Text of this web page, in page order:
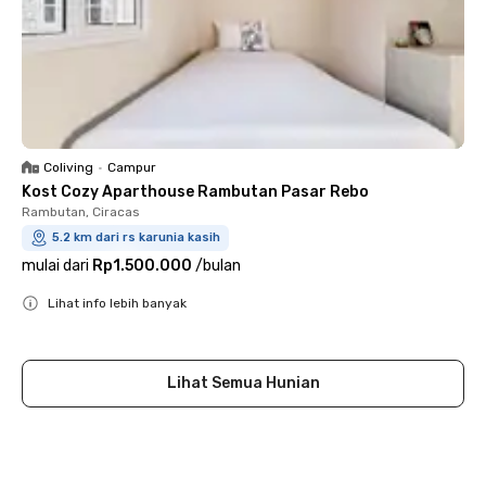
Coliving • Campur
Kost Cozy Aparthouse Rambutan Pasar Rebo
Rambutan, Ciracas
5.2 km dari rs karunia kasih
mulai dari Rp1.500.000 /bulan
Lihat info lebih banyak
Lihat Semua Hunian